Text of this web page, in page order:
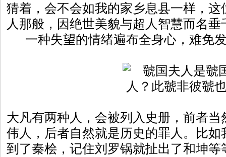
猜着，会不会如我的家乡息县一样，
人那般，因绝世美貌与超人智慧而名
一种失望的情绪遍布全身心，难免
大凡有两种人，会被列入史册，前者
伟人，后者自然就是历史的罪人。比
到了秦桧，记住刘罗锅就扯出了和坤